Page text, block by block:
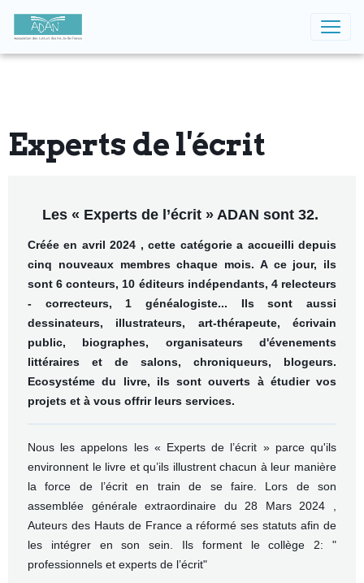
Experts de l'écrit
Les « Experts de l’écrit » ADAN sont 32.
Créée en avril 2024 , cette catégorie a accueilli depuis
cinq nouveaux membres chaque mois. A ce jour, ils
sont 6 conteurs, 10 éditeurs indépendants, 4 relecteurs
- correcteurs, 1 généalogiste... Ils sont aussi
dessinateurs, illustrateurs, art-thérapeute, écrivain
public, biographes, organisateurs d'évenements
littéraires et de salons, chroniqueurs, blogeurs.
Ecosystéme du livre, ils sont ouverts à étudier vos
projets et à vous offrir leurs services.
Nous les appelons les « Experts de l’écrit » parce qu'ils
environnent le livre et qu’ils illustrent chacun à leur manière
la force de l’écrit en train de se faire. Lors de son
assemblée générale extraordinaire du 28 Mars 2024 ,
Auteurs des Hauts de France a réformé ses statuts afin de
les intégrer en sonsein. Ils forment le collège 2: "
professionnels et experts de l’écrit"